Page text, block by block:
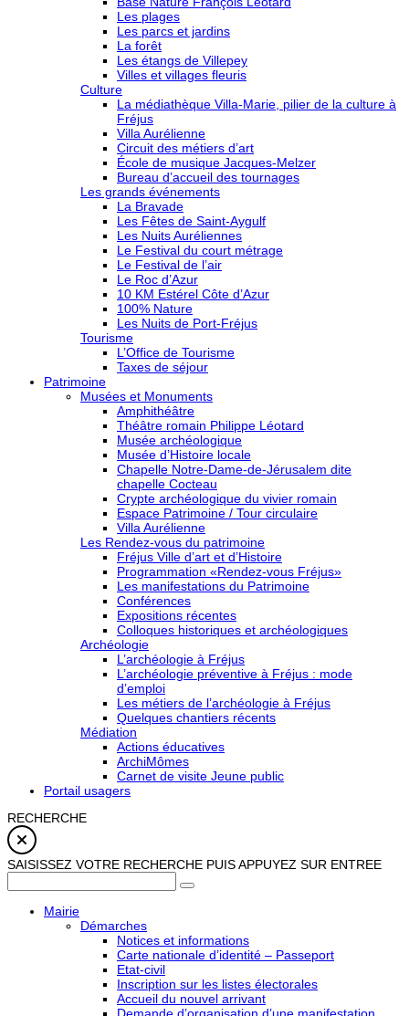
Les plages
Les parcs et jardins
La forêt
Les étangs de Villepey
Villes et villages fleuris
Culture
La médiathèque Villa-Marie, pilier de la culture à
Fréjus
Villa Aurélienne
Circuit des métiers d’art
École de musique Jacques-Melzer
Bureau d’accueil des tournages
Les grands événements
La Bravade
Les Fêtes de Saint-Aygulf
Les Nuits Auréliennes
Le Festival du court métrage
Le Festival de l’air
Le Roc d’Azur
10 KM Estérel Côte d’Azur
100% Nature
Les Nuits de Port-Fréjus
Tourisme
L’Office de Tourisme
Taxes de séjour
Patrimoine
Musées et Monuments
Amphithéâtre
Théâtre romain Philippe Léotard
Musée archéologique
Musée d’Histoire locale
Chapelle Notre-Dame-de-Jérusalem dite
chapelle Cocteau
Crypte archéologique du vivier romain
Espace Patrimoine / Tour circulaire
Villa Aurélienne
Les Rendez-vous du patrimoine
Fréjus Ville d’art et d’Histoire
Programmation «Rendez-vous Fréjus»
Les manifestations du Patrimoine
Conférences
Expositions récentes
Colloques historiques et archéologiques
Archéologie
L’archéologie à Fréjus
L’archéologie préventive à Fréjus : mode
d’emploi
Les métiers de l’archéologie à Fréjus
Quelques chantiers récents
Médiation
Actions éducatives
ArchiMômes
Carnet de visite Jeune public
Portail usagers
RECHERCHE
SAISISSEZ VOTRE RECHERCHE PUIS APPUYEZ SUR ENTREE
Mairie
Démarches
Notices et informations
Carte nationale d’identité – Passeport
Etat-civil
Inscription sur les listes électorales
Accueil du nouvel arrivant